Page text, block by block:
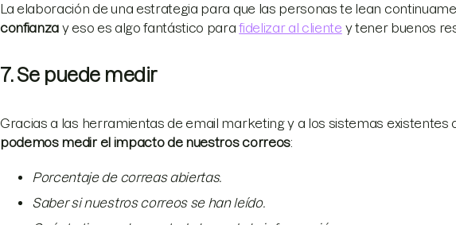
La elaboración de una estrategia para que las personas te lean
confianza y eso es algo fantástico parafidelizar al cliente y tener buenos
7. Se puede medir
Gracias a las herramientas de email marketing y a los sistemas
podemos medir el impacto de nuestros correos:
Porcentaje de correas abiertas.
Saber si nuestros correos se han leído.